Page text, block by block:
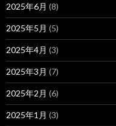
2025年6月 (8)
2025年5月 (5)
2025年4月 (3)
2025年3月 (7)
2025年2月 (6)
2025年1月 (3)